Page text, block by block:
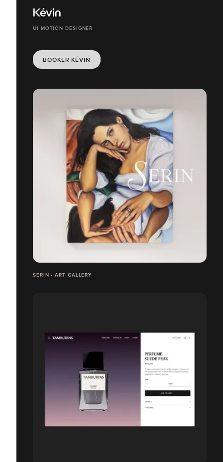
Kévin
UI MOTION DESIGNER
BOOKER KÉVIN
SERIN - ART GALLERY